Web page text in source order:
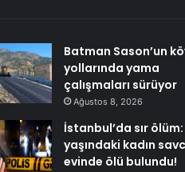
Batman Sason’un
yollarında yama
çalışmaları sürüyor
Ağustos 8, 2026
İstanbul’da sır
yaşındaki kadın
evinde ölü bulundu!